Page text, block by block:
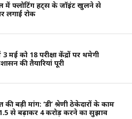
में फ्लोटिंग हट्स के जॉइंट खुलने से
लगाई रोक
मई को 18 परीक्षा केंद्रों पर थमेगी
की तैयारियां पूरी
की बड़ी मांग: ‘डी’ श्रेणी ठेकेदारों के काम
से बढ़ाकर 4 करोड़ करने का सुझाव